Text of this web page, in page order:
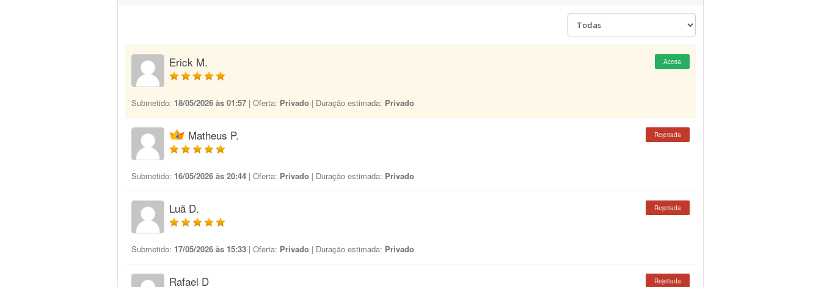
Erick M. Aceita
Submetido: 18/05/2026 às 01:57 | Oferta: Privado | Duração estimada: Privado
Matheus P. Rejeitada
Submetido: 16/05/2026 às 20:44 | Oferta: Privado | Duração estimada: Privado
Luã D. Rejeitada
Submetido: 17/05/2026 às 15:33 | Oferta: Privado | Duração estimada: Privado
Rafael D Rejeitada